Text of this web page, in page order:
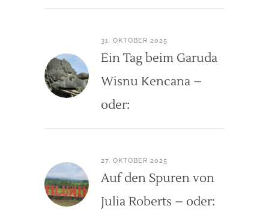
31. OKTOBER 2025
Ein Tag beim Garuda
Wisnu Kencana –
oder:
27. OKTOBER 2025
Auf den Spuren von
Julia Roberts – oder: